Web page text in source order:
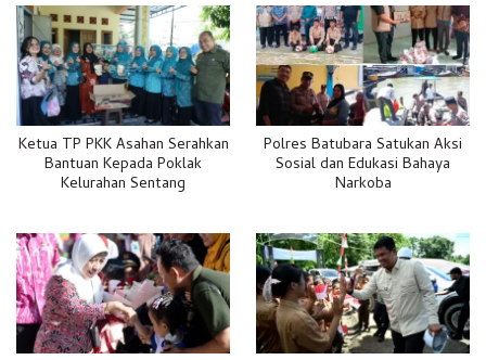
Ketua TP PKK Asahan Serahkan
Bantuan Kepada Poklak
Kelurahan Sentang
Polres Batubara Satukan Aksi
Sosial dan Edukasi Bahaya
Narkoba